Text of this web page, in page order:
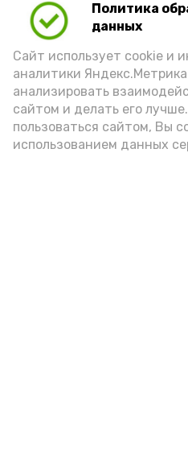
Политика
данных
Сайт использует cookie и
аналитики
анализировать
сайтом и делать его
пользоваться сайтом, Вы
использованием данных
А24 в MAX